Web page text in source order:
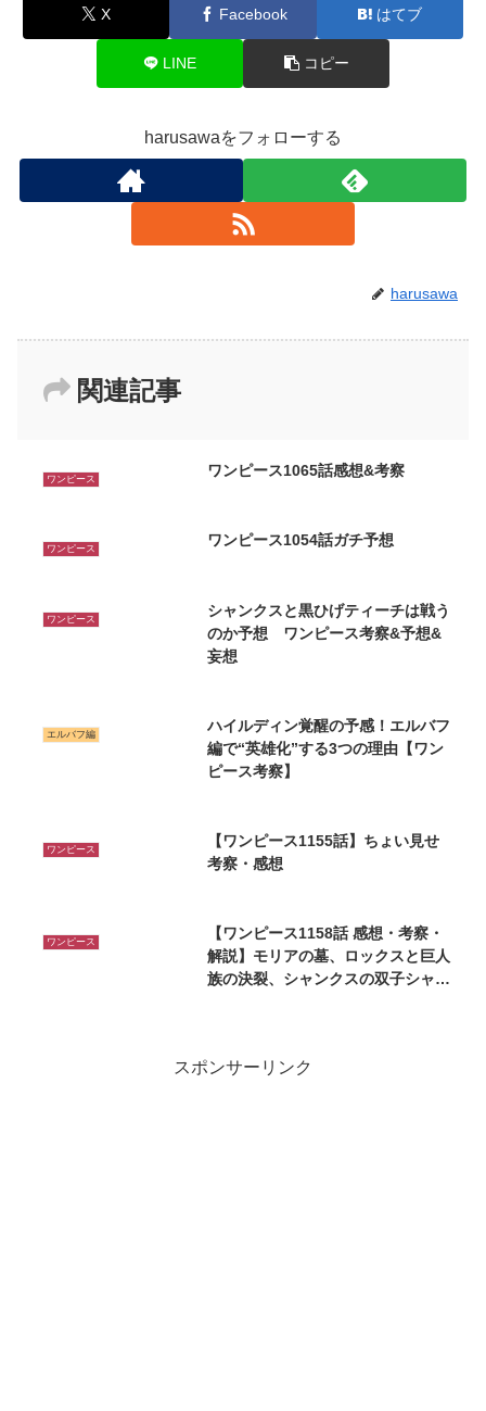
X Facebook はてブ
LINE コピー
harusawaをフォローする
harusawa
関連記事
ワンピース ワンピース1065話感想&考察
ワンピース ワンピース1054話ガチ予想
ワンピース
シャンクスと黒ひげティーチは戦う
のか予想 ワンピース考察&予想&
妄想
エルバフ編
ハイルディン覚醒の予感！エルバフ
編で“英雄化”する3つの理由【ワン
ピース考察】
ワンピース
【ワンピース1155話】ちょい見せ
考察・感想
ワンピース
【ワンピース1158話 感想・考察・
解説】モリアの墓、ロックスと巨人
族の決裂、シャンクスの双子シャム
スポンサーリンク